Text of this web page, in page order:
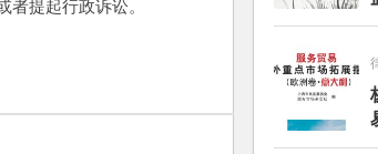
提起行政诉讼。